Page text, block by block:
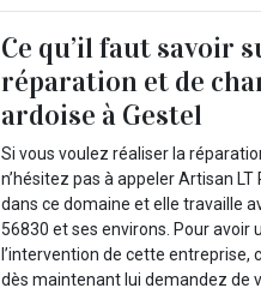
Ce qu’il faut savoir
réparation et de
ardoise à Gestel
Si vous voulez réaliser la
n’hésitez pas à appeler Artisan
dans ce domaine et elle travaille
56830 et ses environs. Pour avoir
l’intervention de cette entreprise,
dès maintenant lui demandez de